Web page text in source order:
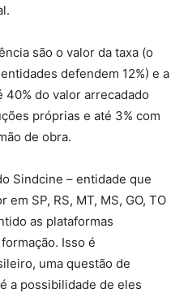
são o valor da taxa (o
defendem 12%) e a
do valor arrecadado
próprias e até 3% com
de obra.
Sindcine – entidade que
SP, RS, MT, MS, GO, TO
as plataformas
Isso é
uma questão de
a possibilidade de eles